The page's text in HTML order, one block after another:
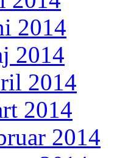
2014
2014
2014
2014
2014